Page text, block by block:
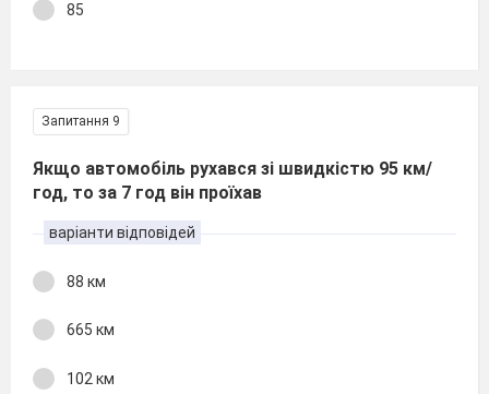
85
Запитання 9
Якщо автомобіль рухався зі швидкістю 95 км/
год, то за 7 год він проїхав
варіанти відповідей
88 км
665 км
102 км